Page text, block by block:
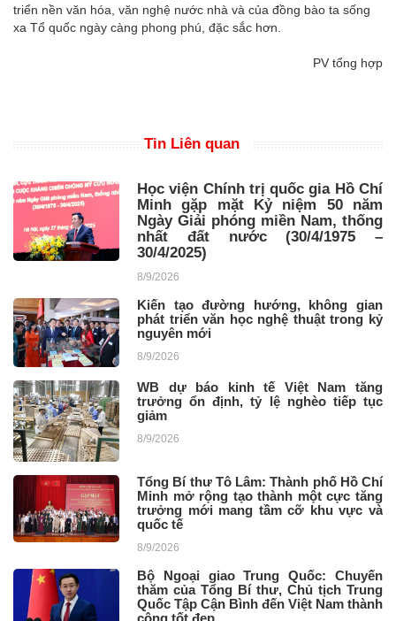
triển nền văn hóa, văn nghệ nước nhà và của đồng bào ta sống
xa Tổ quốc ngày càng phong phú, đặc sắc hơn.
PV tổng hợp
Tin Liên quan
Học viện Chính trị quốc gia Hồ Chí
Minh gặp mặt Kỷ niệm 50 năm
Ngày Giải phóng miền Nam, thống
nhất đất nước (30/4/1975 –
30/4/2025)
8/9/2026
Kiến tạo đường hướng, không gian
phát triển văn học nghệ thuật trong kỷ
nguyên mới
8/9/2026
WB dự báo kinh tế Việt Nam tăng
trưởng ổn định, tỷ lệ nghèo tiếp tục
giảm
8/9/2026
Tổng Bí thư Tô Lâm: Thành phố Hồ Chí
Minh mở rộng tạo thành một cực tăng
trưởng mới mang tầm cỡ khu vực và
quốc tế
8/9/2026
Bộ Ngoại giao Trung Quốc: Chuyến
thăm của Tổng Bí thư, Chủ tịch Trung
Quốc Tập Cận Bình đến Việt Nam thành
công tốt đẹp